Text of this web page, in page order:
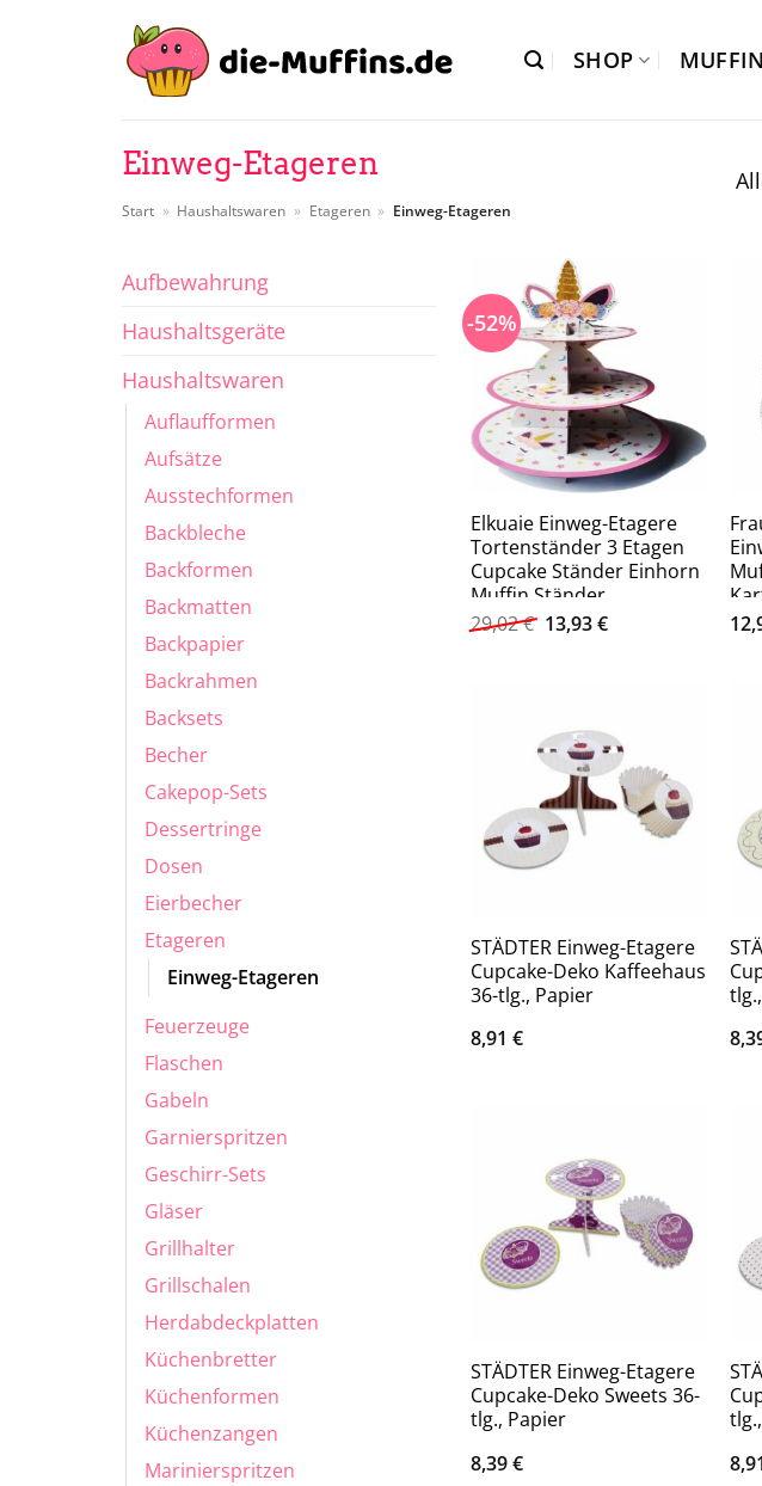
SHOP
Einweg-Etageren
Start » Haushaltswaren » Etageren » Einweg-Etageren
Aufbewahrung
Haushaltsgeräte
Haushaltswaren
Auflaufformen
Aufsätze
Ausstechformen
Backbleche
Backformen
Backmatten
Backpapier
Backrahmen
Backsets
Becher
Cakepop-Sets
Dessertringe
Dosen
Eierbecher
Etageren
Einweg-Etageren
Feuerzeuge
Flaschen
Gabeln
Garnierspritzen
Geschirr-Sets
Gläser
Grillhalter
Grillschalen
Herdabdeckplatten
Küchenbretter
Küchenformen
Küchenzangen
Marinierspritzen
-52%
Elkuaie Einweg-Etagere
Tortenständer 3 Etagen
Cupcake Ständer Einhorn
Muffin Ständer
29,02€ Ursprünglicher
Preis
13,93€Aktueller
Preis
STÄDTER Einweg-Etagere
Cupcake-Deko Kaffeehaus
36-tlg., Papier
8,91€
STÄDTER Einweg-Etagere
Cupcake-Deko Sweets 36-
tlg., Papier
8,39€